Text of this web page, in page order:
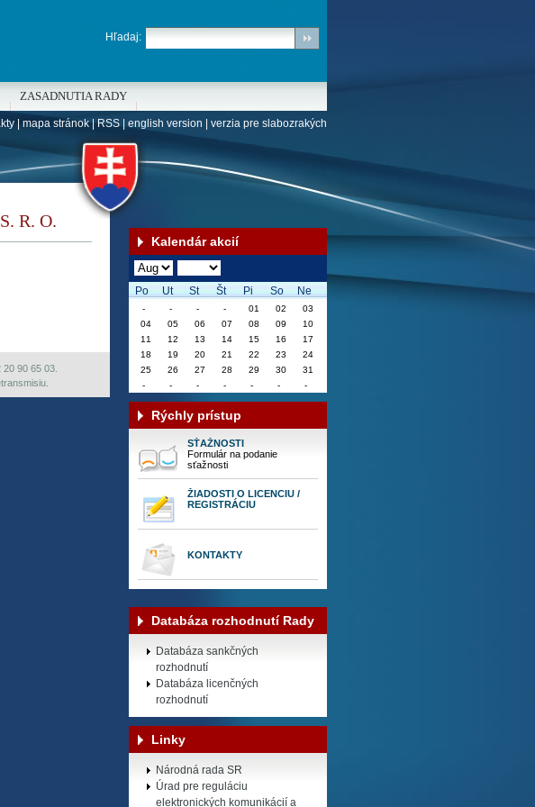
R. O.
90 65 03.
Kalendár akcií
Po Ut St Št Pi So Ne
Rýchly prístup
SŤAŽNOSTI
Formulár na podanie
sťažnosti
ŽIADOSTI O LICENCIU /
REGISTRÁCIU
KONTAKTY
Databáza rozhodnutí Rady
Databáza sankčných
rozhodnutí
Databáza licenčných
rozhodnutí
Linky
Národná rada SR
Úrad pre reguláciu
elektronických komunikácií a
Hľadaj:
ZASADNUTIA RADY
| mapa stránok|RSS| english version verzia pre slabozrakých